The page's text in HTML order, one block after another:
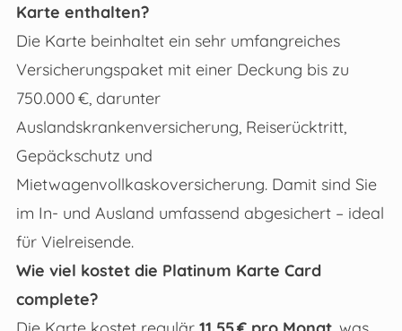
Karte enthalten?
Die Karte beinhaltet ein sehr umfangreiches
Versicherungspaket mit einer Deckung bis zu
750.000 €, darunter
Auslandskrankenversicherung, Reiserücktritt,
Gepäckschutz und
Mietwagenvollkaskoversicherung. Damit sind Sie
im In- und Ausland umfassend abgesichert – ideal
für Vielreisende.
Wie viel kostet die Platinum Karte Card
complete?